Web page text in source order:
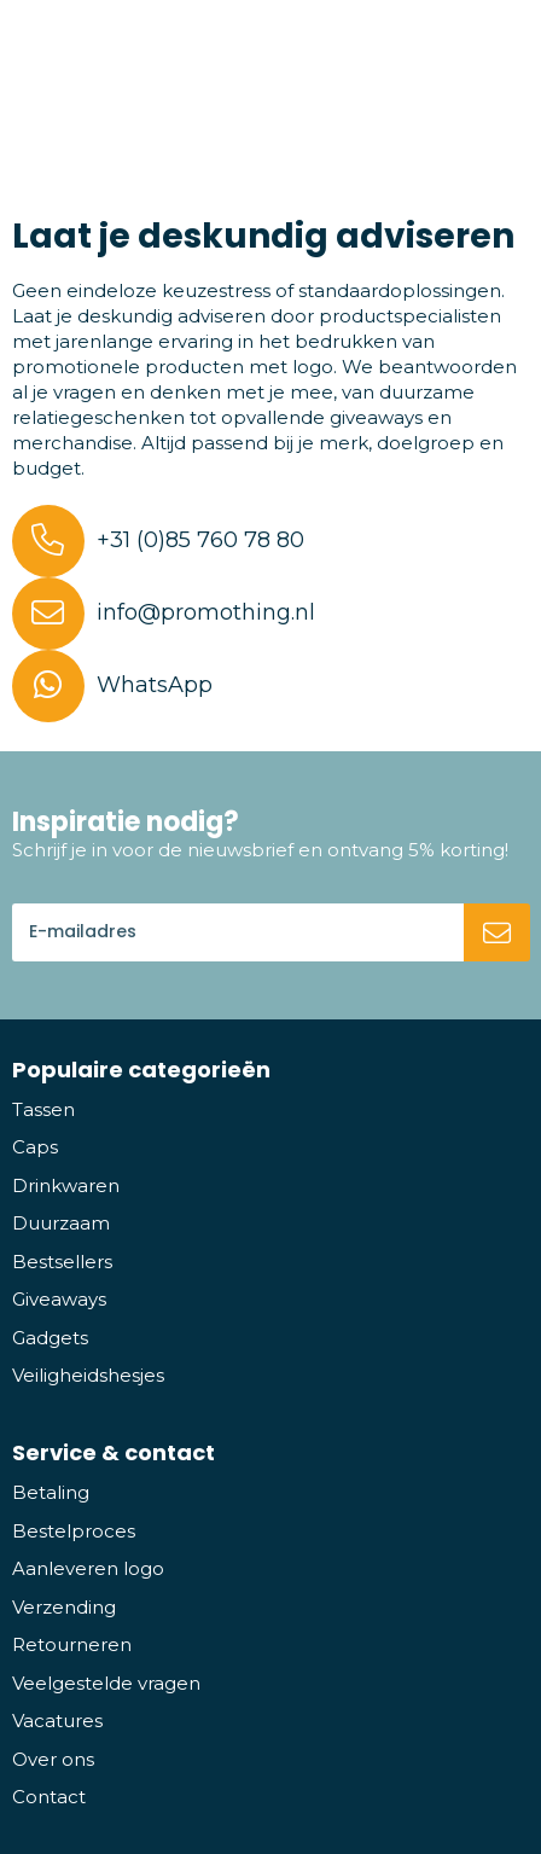
Laat je deskundig adviseren
Geen eindeloze keuzestress of standaardoplossingen.
Laat je deskundig adviseren door productspecialisten
met jarenlange ervaring in het bedrukken van
promotionele producten met logo. We beantwoorden
al je vragen en denken met je mee, van duurzame
relatiegeschenken tot opvallende giveaways en
merchandise. Altijd passend bij je merk, doelgroep en
budget.
+31 (0)85 760 78 80
info@promothing.nl
WhatsApp
Inspiratie nodig?
Schrijf je in voor de nieuwsbrief en ontvang 5% korting!
Populaire categorieën
Tassen
Caps
Drinkwaren
Duurzaam
Bestsellers
Giveaways
Gadgets
Veiligheidshesjes
Service & contact
Betaling
Bestelproces
Aanleveren logo
Verzending
Retourneren
Veelgestelde vragen
Vacatures
Over ons
Contact